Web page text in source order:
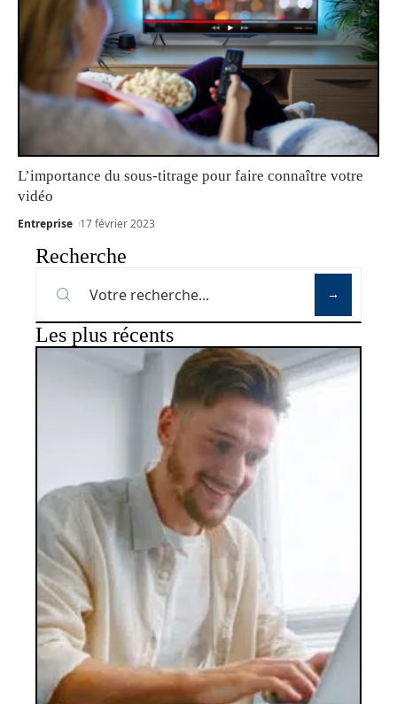
L’importance du sous-titrage pour faire connaître votre
vidéo
Entreprise 17 février 2023
Recherche
Les plus récents